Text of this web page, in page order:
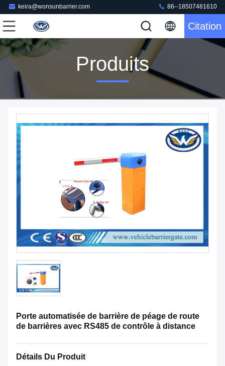
keira@wonsunbarrier.com 86--18507481610
Citation
Produits
Porte automatisée de barrière de péage de route
de barrières avec RS485 de contrôle à distance
Détails Du Produit